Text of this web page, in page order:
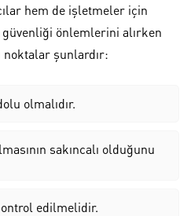
hem de işletmeler için
önlemlerini alırken
noktalar şunlardır:
olmalıdır.
sakıncalı olduğunu
edilmelidir.